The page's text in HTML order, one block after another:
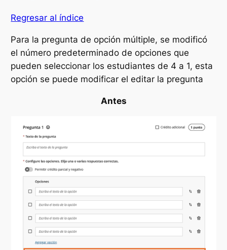
Regresar al índice
Para la pregunta de opción múltiple, se modificó
el número predeterminado de opciones que
pueden seleccionar los estudiantes de 4 a 1, esta
opción se puede modificar el editar la pregunta
Antes